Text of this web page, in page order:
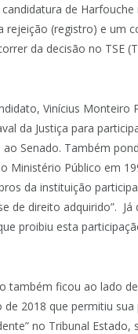
de Harfouche
rejeição (registro) e um
da decisão no TSE
Vinícius Monteiro
da Justiça para
Senado. Também
Ministério Público em
da instituição
de direito adquirido”. Já
proibiu esta
também ficou ao lado
de 2018 que permitiu
no Tribunal Estado,